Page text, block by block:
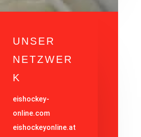
UNSER
NETZWER
K
eishockey-
online.com
eishockeyonline.at